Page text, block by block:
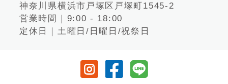
神奈川県横浜市戸塚区戸塚町1545-2
営業時間｜9:00 - 18:00
定休日｜土曜日/日曜日/祝祭日